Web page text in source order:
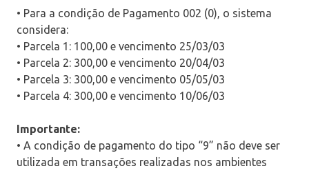
• Para a condição de Pagamento 002 (0), o sistema
considera:
• Parcela 1: 100,00 e vencimento 25/03/03
• Parcela 2: 300,00 e vencimento 20/04/03
• Parcela 3: 300,00 e vencimento 05/05/03
• Parcela 4: 300,00 e vencimento 10/06/03
Importante:
• A condição de pagamento do tipo “9” não deve ser
utilizada em transações realizadas nos ambientes